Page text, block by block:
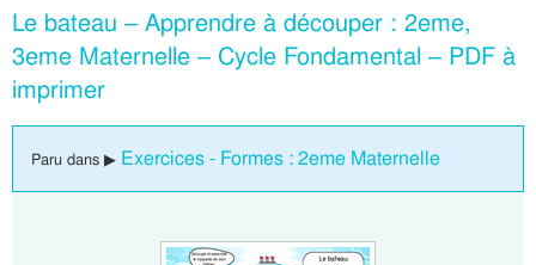
Le bateau – Apprendre à découper : 2eme,
3eme Maternelle – Cycle Fondamental – PDF à
imprimer
Paru dans ▶ Exercices - Formes : 2eme Maternelle